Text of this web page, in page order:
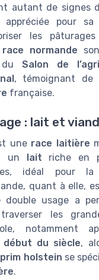
autant de signes
pour
les pâturages
race normande
duSalon de
, témoignant de
française.
: lait et
une race laitière
un lait riche en
idéal pour la
quant à elle,
double usage a
les
notamment
début du siècle,
prim holstein se
.